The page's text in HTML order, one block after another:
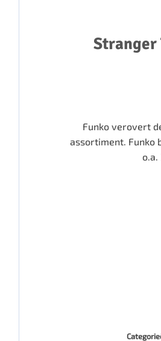
Stranger
Funko verovert
assortiment. Funko